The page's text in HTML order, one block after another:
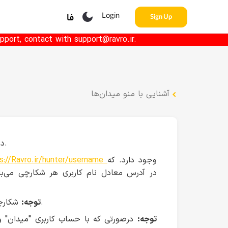
فا Login Sign Up
contact with support@ravro.ir.
آشنایی با منو میدان‌ها
در این بخش به تشریح بخش ها و جزئیات مربوط به نمایه شکارچی می‌پردازیم.
Ravro.ir/hunter/usernameوجود دارد. که
توجه:شکارچیان دارای تیک آبی، دارای نشان تیک آبی در کنار تصویر پروفایل خود هستند.
توجه: درصورتی که با حساب کاربری "میدان"